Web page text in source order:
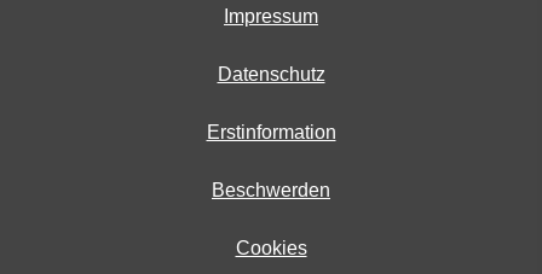
Impressum
Datenschutz
Erstinformation
Beschwerden
Cookies